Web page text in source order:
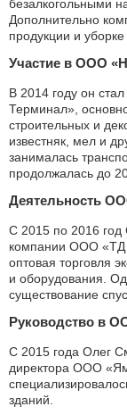
безалкогольными
Дополнительно
продукции и
Участие в ООО
В 2014 году он
Терминал»,
строительных и
известняк, мел и
занималась
продолжалась до
Деятельность
С 2015 по 2016 год
компании ООО
оптовая торговля
и оборудования.
существование
Руководство в
С 2015 года Олег
директора ООО
зданий.